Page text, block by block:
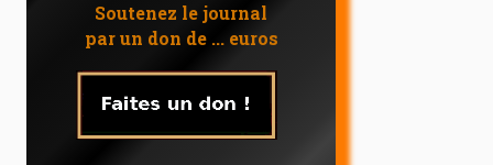
Soutenez le journal
par un don de ... euros